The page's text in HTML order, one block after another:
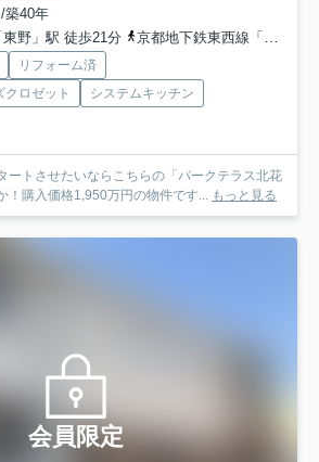
築40年
野」駅 徒歩21分
京都地下鉄東西線「椥辻」駅 徒歩27分
リフォーム済
クロゼット
システムキッチン
ートさせたいならこちらの「パークテラス北花
！購入価格1,950万円の物件です... もっと見る
会員限定